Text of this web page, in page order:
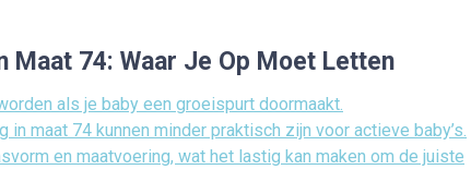
Maat 74: Waar Je Op Moet Letten
als je baby een groeispurt doormaakt.
maat 74 kunnen minder praktisch zijn voor actieve baby’s.
en maatvoering, wat het lastig kan maken om de juiste